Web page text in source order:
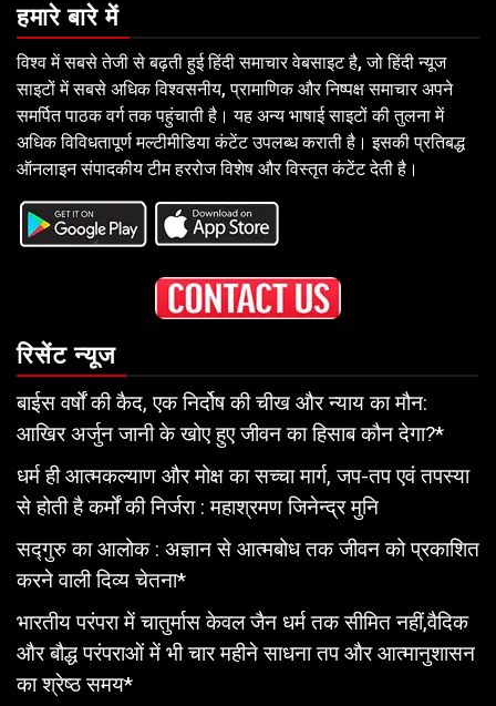
हमारे बारे में
विश्व में सबसे तेजी से बढ़ती हुई हिंदी समाचार वेबसाइट है, जो हिंदी न्यूज
साइटों में सबसे अधिक विश्वसनीय, प्रामाणिक और निष्पक्ष समाचार अपने
समर्पित पाठक वर्ग तक पहुंचाती है। यह अन्य भाषाई साइटों की तुलना में
अधिक विविधतापूर्ण मल्टीमीडिया कंटेंट उपलब्ध कराती है। इसकी प्रतिबद्ध
ऑनलाइन संपादकीय टीम हररोज विशेष और विस्तृत कंटेंट देती है।
रिसेंट न्यूज
बाईस वर्षों की कैद, एक निर्दोष की चीख और न्याय का मौन:
आखिर अर्जुन जानी के खोए हुए जीवन का हिसाब कौन देगा?*
धर्म ही आत्मकल्याण और मोक्ष का सच्चा मार्ग, जप-तप एवं तपस्या
से होती है कर्मों की निर्जरा : महाश्रमण जिनेन्द्र मुनि
सद्गुरु का आलोक : अज्ञान से आत्मबोध तक जीवन को प्रकाशित
करने वाली दिव्य चेतना*
भारतीय परंपरा में चातुर्मास केवल जैन धर्म तक सीमित नहीं,वैदिक
और बौद्ध परंपराओं में भी चार महीने साधना तप और आत्मानुशासन
का श्रेष्ठ समय*